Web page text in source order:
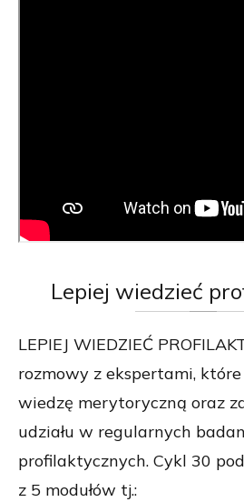
Lepiej wiedzieć
LEPIEJ WIEDZIEĆ
rozmowy z ekspertami,
wiedzę merytoryczną oraz
udziału w regularnych
profilaktycznych. Cykl 30
z 5 modułów tj.: